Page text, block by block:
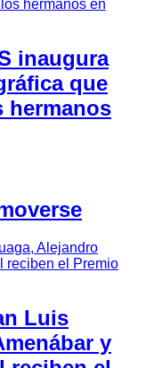
inaugura
que
hermanos
Luis
y